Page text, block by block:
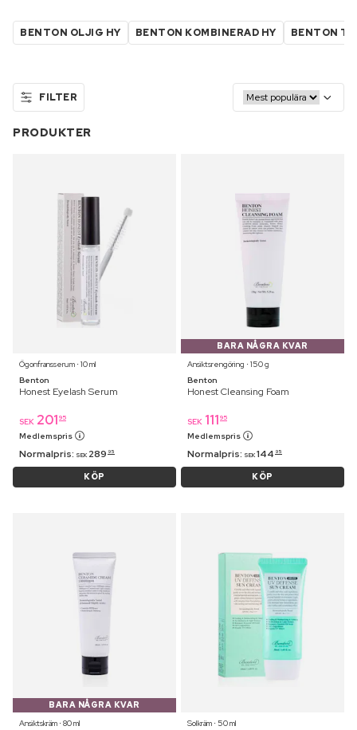
BENTON OLJIG HY BENTON KOMBINERAD HY BENTON
FILTER
PRODUKTER
Ögonfransserum ⋅ 10 ml
Benton
Honest Eyelash Serum
SEK 201 95
Medlemspris
Normalpris: SEK 289 95
KÖP
BARA NÅGRA KVAR
Ansiktsrengöring ⋅ 150 g
Benton
Honest Cleansing Foam
SEK 111 95
Medlemspris
Normalpris: SEK 144 95
KÖP
BARA NÅGRA KVAR
Ansiktskräm ⋅ 80 ml
Solkräm ⋅ 50 ml